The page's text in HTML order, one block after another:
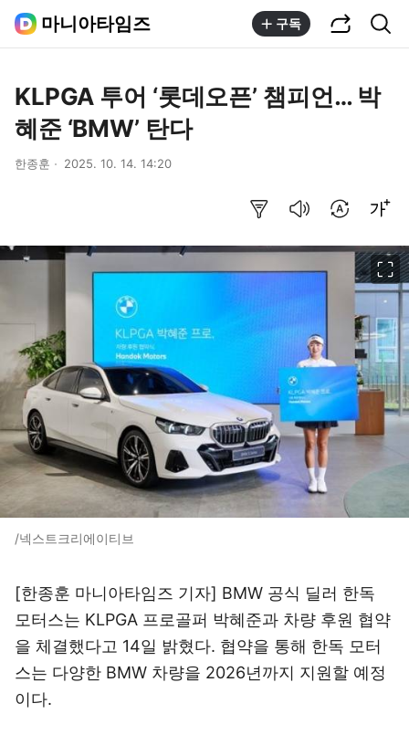
마니아타임즈 구독
KLPGA 투어 ‘롯데오픈’ 챔피언… 박
혜준 ‘BMW’ 탄다
한종훈 2025. 10. 14. 14:20
/넥스트크리에이티브
[한종훈 마니아타임즈 기자] BMW 공식 딜러 한독
모터스는 KLPGA 프로골퍼 박혜준과 차량 후원 협약
을 체결했다고 14일 밝혔다. 협약을 통해 한독 모터
스는 다양한 BMW 차량을 2026년까지 지원할 예정
이다.